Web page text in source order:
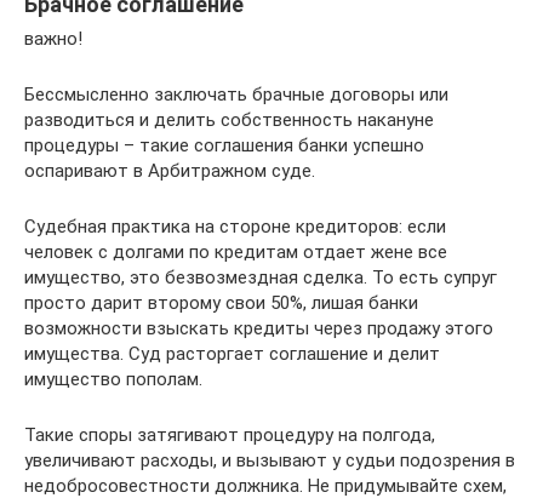
важно!
Бессмысленно заключать брачные договоры или
разводиться и делить собственность накануне
процедуры – такие соглашения банки успешно
оспаривают в Арбитражном суде.
Судебная практика на стороне кредиторов: если
человек с долгами по кредитам отдает жене все
имущество, это безвозмездная сделка. То есть супруг
просто дарит второму свои 50%, лишая банки
возможности взыскать кредиты через продажу этого
имущества. Суд расторгает соглашение и делит
имущество пополам.
Такие споры затягивают процедуру на полгода,
увеличивают расходы, и вызывают у судьи подозрения в
недобросовестности должника. Не придумывайте схем,